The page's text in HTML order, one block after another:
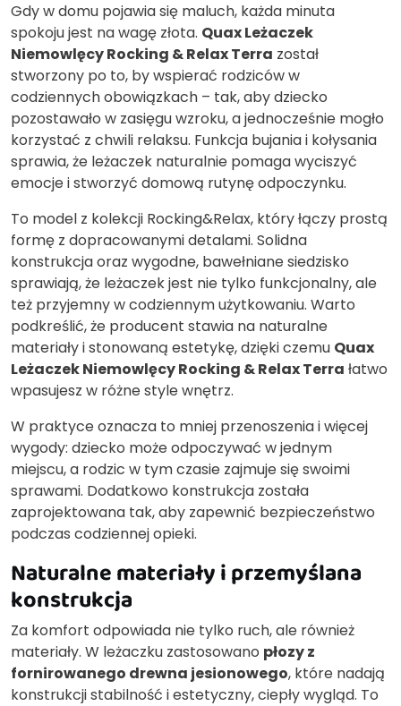
Gdy w domu pojawia się maluch, każda minuta
spokoju jest na wagę złota. Quax Leżaczek
Niemowlęcy Rocking & Relax Terra został
stworzony po to, by wspierać rodziców w
codziennych obowiązkach – tak, aby dziecko
pozostawało w zasięgu wzroku, a jednocześnie mogło
korzystać z chwili relaksu. Funkcja bujania i kołysania
sprawia, że leżaczek naturalnie pomaga wyciszyć
emocje i stworzyć domową rutynę odpoczynku.
To model z kolekcji Rocking&Relax, który łączy prostą
formę z dopracowanymi detalami. Solidna
konstrukcja oraz wygodne, bawełniane siedzisko
sprawiają, że leżaczek jest nie tylko funkcjonalny, ale
też przyjemny w codziennym użytkowaniu. Warto
podkreślić, że producent stawia na naturalne
materiały i stonowaną estetykę, dzięki czemu Quax
Leżaczek Niemowlęcy Rocking & Relax Terra łatwo
wpasujesz w różne style wnętrz.
W praktyce oznacza to mniej przenoszenia i więcej
wygody: dziecko może odpoczywać w jednym
miejscu, a rodzic w tym czasie zajmuje się swoimi
sprawami. Dodatkowo konstrukcja została
zaprojektowana tak, aby zapewnić bezpieczeństwo
podczas codziennej opieki.
Naturalne materiały i przemyślana
konstrukcja
Za komfort odpowiada nie tylko ruch, ale również
materiały. W leżaczku zastosowano płozy z
fornirowanego drewna jesionowego, które nadają
konstrukcji stabilność i estetyczny, ciepły wygląd. To